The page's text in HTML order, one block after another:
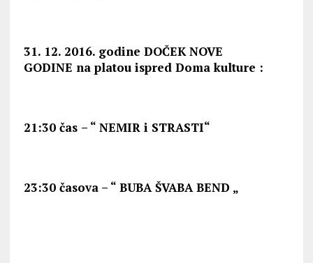
31. 12. 2016. godine DOČEK NOVE
GODINE na platou ispred Doma kulture :
21:30 čas – “ NEMIR i STRASTI“
23:30 časova – “ BUBA ŠVABA BEND „